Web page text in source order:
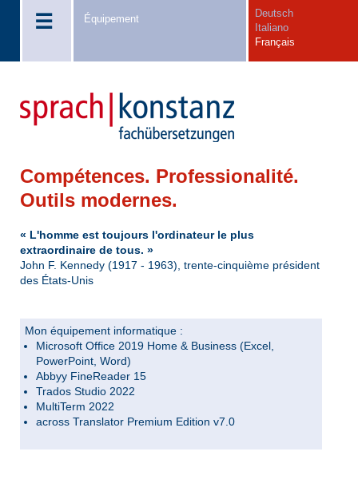
☰ Équipement
Deutsch
Italiano
Français
Compétences. Professionalité.
Outils modernes.
« L'homme est toujours l'ordinateur le plus
extraordinaire de tous. »
John F. Kennedy (1917 - 1963), trente-cinquième président
des États-Unis
Mon équipement informatique :
Microsoft Office 2019 Home & Business (Excel,
PowerPoint, Word)
Abbyy FineReader 15
Trados Studio 2022
MultiTerm 2022
across Translator Premium Edition v7.0